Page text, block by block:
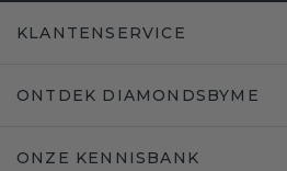
KLANTENSERVICE
ONTDEK DIAMONDSBYME
ONZE KENNISBANK